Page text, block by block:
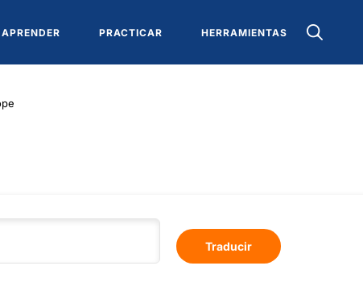
APRENDER PRACTICAR HERRAMIENTAS
Traducir